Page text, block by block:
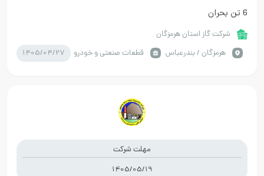
6 تن بحران
شرکت گاز استان هرمزگان
هرمزگان / بندرعباس
قطعات صنعتی و خودرو 1405/04/27
مهلت شرکت
1405/05/19